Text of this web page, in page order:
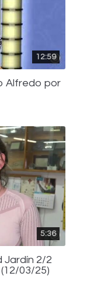
12:59
Alfredo por
5:36
Jardín 2/2
03/25)